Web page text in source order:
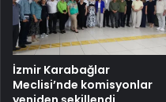
İzmir Karabağlar
Meclisi’nde komisyonlar